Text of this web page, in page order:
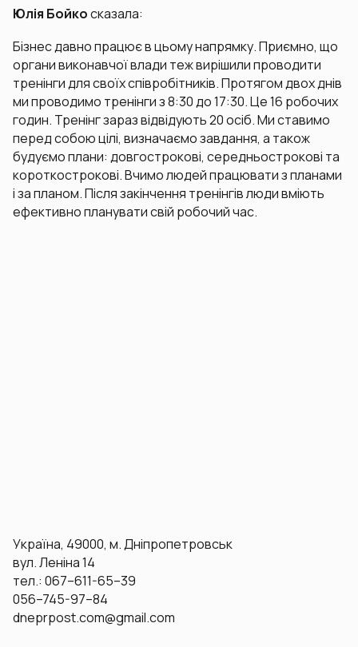
Юлія Бойкосказала:
Бізнес давно працює в цьому напрямку. Приємно, що
органи виконавчої влади теж вирішили проводити
тренінги для своїх співробітників. Протягом двох днів
ми проводимо тренінги з 8:30 до 17:30. Це 16 робочих
годин. Тренінг зараз відвідують 20 осіб. Ми ставимо
перед собою цілі, визначаємо завдання, а також
будуємо плани: довгострокові, середньострокові та
короткострокові. Вчимо людей працювати з планами
і за планом. Після закінчення тренінгів люди вміють
ефективно планувати свій робочий час.
Україна, 49000, м. Дніпропетровськ
вул. Леніна 14
тел.: 067–611-65–39
056–745-97–84
dneprpost.com@gmail.com